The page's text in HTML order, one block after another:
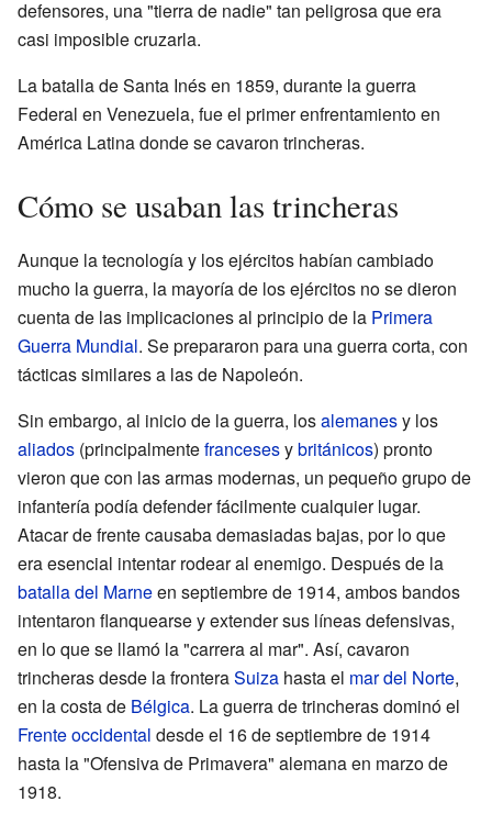
defensores, una "tierra de nadie" tan peligrosa que era
casi imposible cruzarla.
La batalla de Santa Inés en 1859, durante la guerra
Federal en Venezuela, fue el primer enfrentamiento en
América Latina donde se cavaron trincheras.
Cómo se usaban las trincheras
Aunque la tecnología y los ejércitos habían cambiado
mucho la guerra, la mayoría de los ejércitos no se dieron
cuenta de las implicaciones al principio de la Primera
Guerra Mundial. Se prepararon para una guerra corta, con
tácticas similares a las de Napoleón.
Sin embargo, al inicio de la guerra, losalemanesy los
aliados (principalmentefrancesesybritánicos) pronto
vieron que con las armas modernas, un pequeño grupo de
infantería podía defender fácilmente cualquier lugar.
Atacar de frente causaba demasiadas bajas, por lo que
era esencial intentar rodear al enemigo. Después de la
batalla del Marneen septiembre de 1914, ambos bandos
intentaron flanquearse y extender sus líneas defensivas,
en lo que se llamó la "carrera al mar". Así, cavaron
trincheras desde la fronteraSuiza hasta el mar del Norte,
en la costa de Bélgica. La guerra de trincheras dominó el
Frente occidental desde el 16 de septiembre de 1914
hasta la "Ofensiva de Primavera" alemana en marzo de
1918.